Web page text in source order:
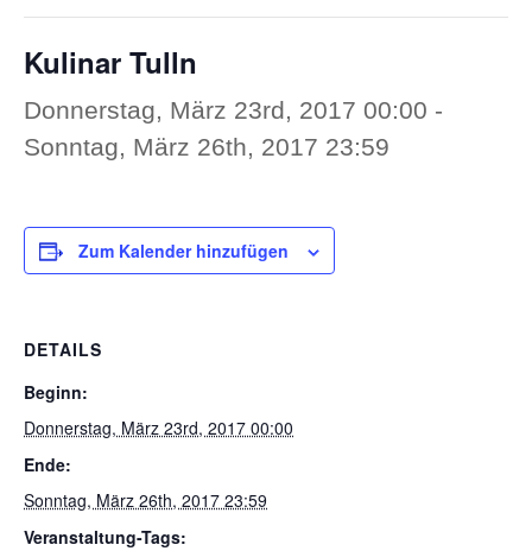
Kulinar Tulln
Donnerstag, März 23rd, 2017 00:00 -
Sonntag, März 26th, 2017 23:59
Zum Kalender hinzufügen
DETAILS
Beginn:
Donnerstag, März 23rd, 2017 00:00
Ende:
Sonntag, März 26th, 2017 23:59
Veranstaltung-Tags: